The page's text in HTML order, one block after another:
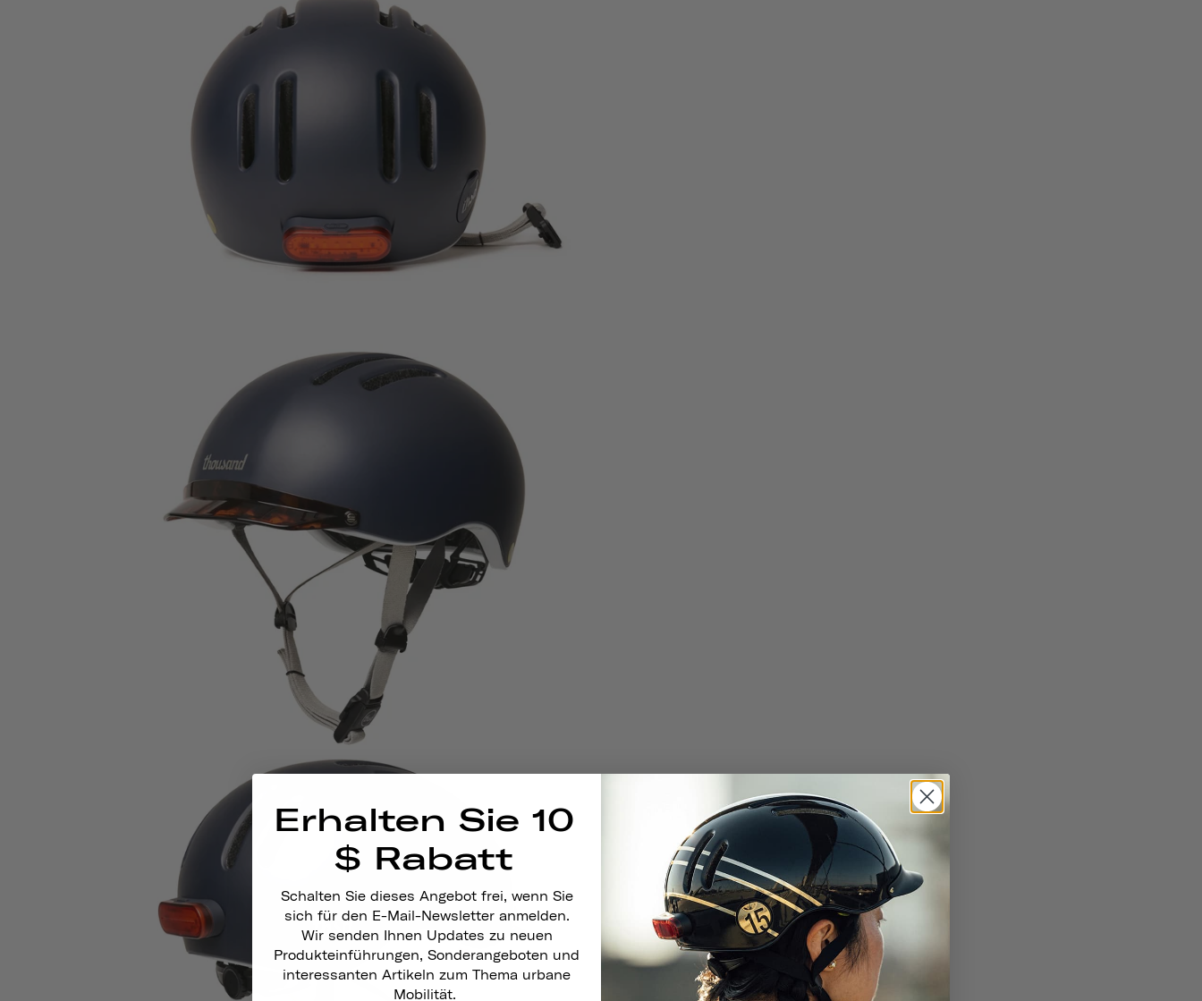
Erhalten Sie 10
$ Rabatt
Schalten Sie dieses Angebot frei, wenn Sie
sich für den E-Mail-Newsletter anmelden.
Wir senden Ihnen Updates zu neuen
Produkteinführungen, Sonderangeboten und
interessanten Artikeln zum Thema urbane
Mobilität.